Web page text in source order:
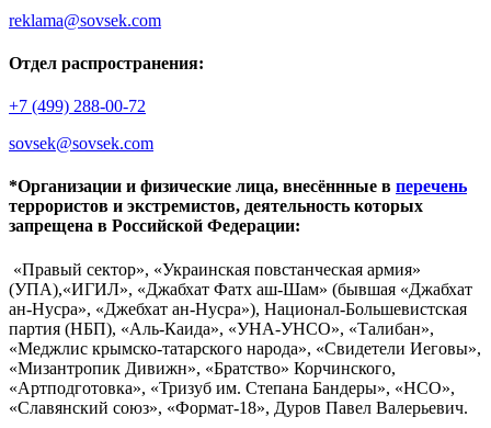
reklama@sovsek.com
Отдел распространения:
+7 (499) 288-00-72
sovsek@sovsek.com
*Организации и физические лица, внесённные в перечень
террористов и экстремистов, деятельность которых
запрещена в Российской Федерации:
«Правый сектор», «Украинская повстанческая армия»
(УПА),«ИГИЛ», «Джабхат Фатх аш-Шам» (бывшая «Джабхат
ан-Нусра», «Джебхат ан-Нусра»), Национал-Большевистская
партия (НБП), «Аль-Каида», «УНА-УНСО», «Талибан»,
«Меджлис крымско-татарского народа», «Свидетели Иеговы»,
«Мизантропик Дивижн», «Братство» Корчинского,
«Артподготовка», «Тризуб им. Степана Бандеры», «НСО»,
«Славянский союз», «Формат-18», Дуров Павел Валерьевич.